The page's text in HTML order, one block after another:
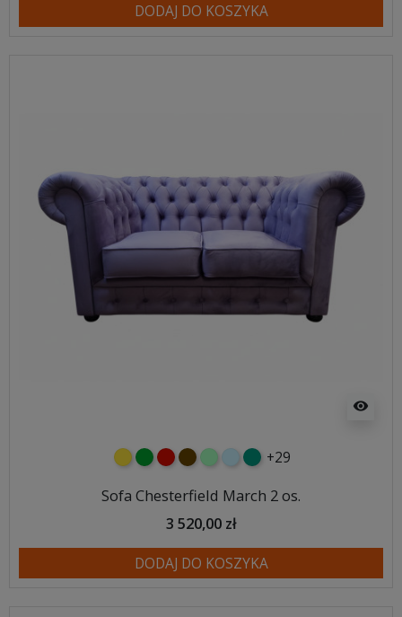
DODAJ DO KOSZYKA
visibility
żółtyzielonyczerwony
czekoladowy
miętowybłękitny
turkusowy
+29
Sofa Chesterfield March 2 os.
3 520,00 zł
DODAJ DO KOSZYKA